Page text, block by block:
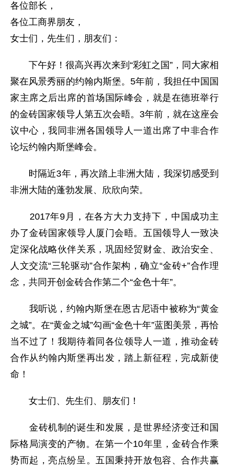
各位部长，
各位工商界朋友，
女士们，先生们，朋友们：
下午好！很高兴再次来到“彩虹之国”，同大家相
聚在风景秀丽的约翰内斯堡。5年前，我担任中国国
家主席之后出席的首场国际峰会，就是在德班举行
的金砖国家领导人第五次会晤。3年前，就在这座会
议中心，我同非洲各国领导人一道出席了中非合作
论坛约翰内斯堡峰会。
时隔近3年，再次踏上非洲大陆，我深切感受到
非洲大陆的蓬勃发展、欣欣向荣。
2017年9月，在各方大力支持下，中国成功主
办了金砖国家领导人厦门会晤。五国领导人一致决
定深化战略伙伴关系，巩固经贸财金、政治安全、
人文交流“三轮驱动”合作架构，确立“金砖+”合作理
念，共同开创金砖合作第二个“金色十年”。
我听说，约翰内斯堡在恩古尼语中被称为“黄金
之城”。在“黄金之城”勾画“金色十年”蓝图美景，再恰
当不过了！我期待着同各位领导人一道，推动金砖
合作从约翰内斯堡再出发，踏上新征程，完成新使
命！
女士们、先生们、朋友们！
金砖机制的诞生和发展，是世界经济变迁和国
际格局演变的产物。在第一个10年里，金砖合作乘
势而起，亮点纷呈。五国秉持开放包容、合作共赢